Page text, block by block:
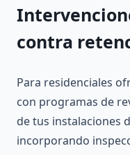
contra
Para residenciales
con programas de
de tus instalaciones
incorporando